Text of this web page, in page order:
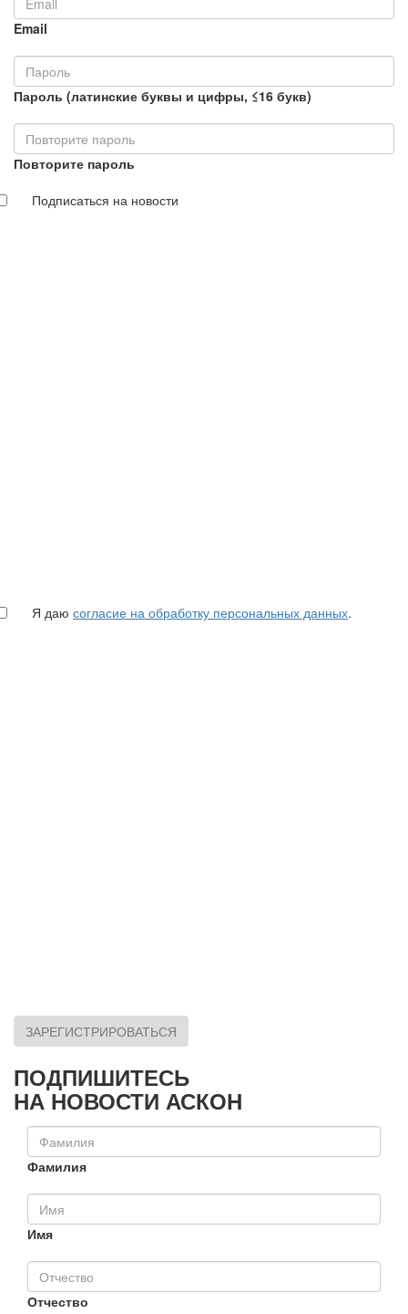
Email
Пароль (латинские буквы и цифры, ≤16 букв)
Повторите пароль
Подписаться на новости
Я даю согласие на обработку персональных данных.
ЗАРЕГИСТРИРОВАТЬСЯ
ПОДПИШИТЕСЬ
НА НОВОСТИ АСКОН
Фамилия
Имя
Отчество